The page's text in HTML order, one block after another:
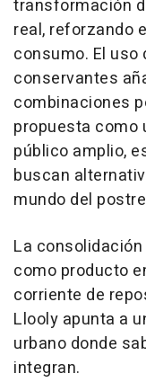
transformación
real, reforzando
consumo. El
conservantes
combinaciones
propuesta como
público amplio,
buscan
mundo del
La consolidación
como producto
corriente de
Llooly apunta a
urbano donde
integran.